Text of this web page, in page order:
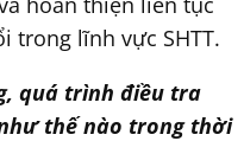
trong lĩnh vực SHTT.
quá trình điều tra
thế nào trong thời